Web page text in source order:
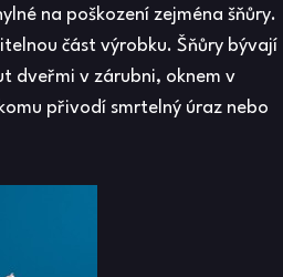
na poškození zejména šňůry.
část výrobku. Šňůry bývají
dveřmi v zárubni, oknem v
přivodí smrtelný úraz nebo